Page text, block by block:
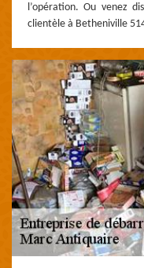
l’opération. Ou venez
clientèle à Betheniville